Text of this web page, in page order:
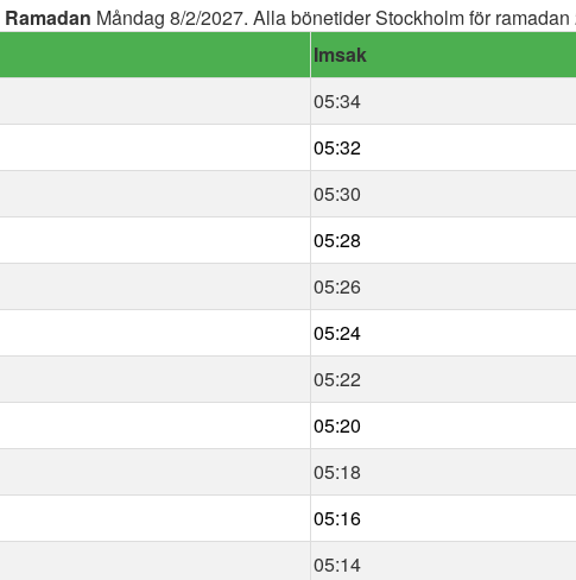
Ramadan Måndag 8/2/2027. Alla bönetider Stockholm för
Imsak
05:34
05:32
05:30
05:28
05:26
05:24
05:22
05:20
05:18
05:16
05:14